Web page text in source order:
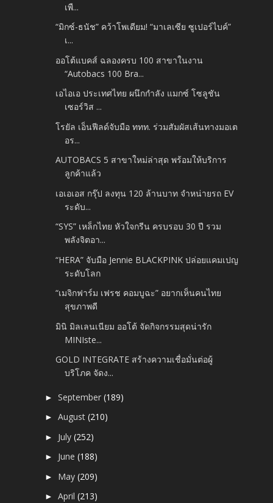
เพื...
“มิกซ์-ธนัช” คว้าโพเดียม! “มาเลเซีย ซูเปอร์ไบค์”
เ...
ออโต้แบคส์ ฉลองครบ 100 สาขาในงาน
“Autobacs 100 Bra...
เอไอเอ ประเทศไทย ผนึกกำลัง แมกซ์ โซลูชัน
เซอร์วิส ...
โรยัล เอ็นฟีลด์จับมือ ททท. ร่วมสัมผัสเส้นทางมอเต
อร...
AUTOBACS 5 สาขาใหม่ล่าสุด พร้อมให้บริการ
ลูกค้าแล้ว
เอเอเอส กรุ๊ป ลงทุน 120 ล้านบาท จำหน่ายรถ EV
ระดับ...
“SYS” เหล็กไทย หัวใจกรีน ครบรอบ 30 ปี รวม
พลังจิตอา...
“HERA” จับมือ Jennie BLACKPINK ปล่อยแคมเปญ
ระดับโลก
“เมจิกฟาร์ม เฟรช คอมบูฉะ” อยากเห็นคนไทย
สุขภาพดี
มินิ มิลเลนเนียม ออโต้ จัดกิจกรรมสุดน่ารัก
MINIste...
GOLD INTEGRATE สร้างความเชื่อมั่นต่อผู้
บริโภค จัดง...
►September(189)
►August(210)
► July(252)
► June(188)
► May(209)
►April(213)